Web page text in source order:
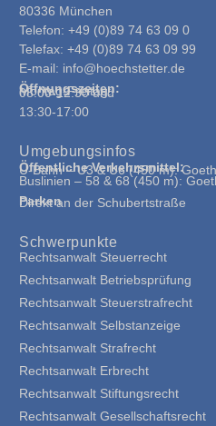
80336 München
Telefon: +49 (0)89 74 63 09 0
Telefax: +49 (0)89 74 63 09 99
E-mail: info@hoechstetter.de
Öffnungszeiten:
Montag-Freitag:
08:00-12:30 und
13:30-17:00
Umgebungsinfos
Öffentliche Verkehrsmittel:
U-Bahn – U3 & U6 (450 m):
Buslinien – 58 & 68 (450 m):
Parken
Direkt an der Schubertstraße
Schwerpunkte
Rechtsanwalt Steuerrecht
Rechtsanwalt Betriebsprüfung
Rechtsanwalt Steuerstrafrecht
Rechtsanwalt Selbstanzeige
Rechtsanwalt Strafrecht
Rechtsanwalt Erbrecht
Rechtsanwalt Stiftungsrecht
Rechtsanwalt Gesellschaftsrecht